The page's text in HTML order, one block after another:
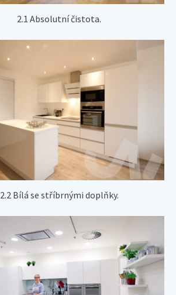
2.1 Absolutní čistota.
2.2 Bílá se stříbrnými doplňky.